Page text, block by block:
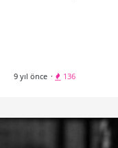
9 yıl önce · 136